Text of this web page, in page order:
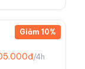
Giảm 10%
/4h